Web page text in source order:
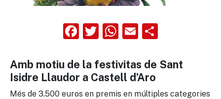
Facebook
Twitter
WhatsApp
Email
Amb motiu de la festivitas de Sant
Isidre Llaudor a Castell d’Aro
Més de 3.500 euros en premis en múltiples categories